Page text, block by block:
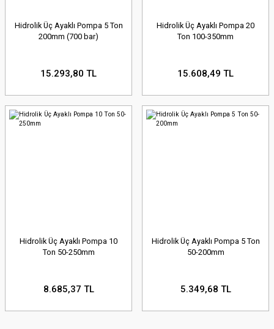
Hidrolik Üç Ayaklı Pompa 5 Ton
200mm (700 bar)
15.293,80 TL
Hidrolik Üç Ayaklı Pompa 20
Ton 100-350mm
15.608,49 TL
Hidrolik Üç Ayaklı Pompa 10
Ton 50-250mm
8.685,37 TL
Hidrolik Üç Ayaklı Pompa 5 Ton
50-200mm
5.349,68 TL